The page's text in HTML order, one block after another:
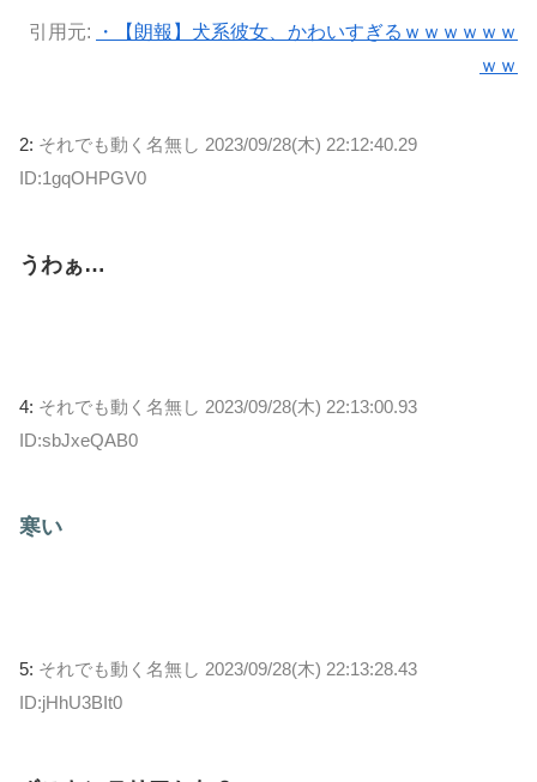
引用元:
・【朗報】犬系彼女、かわいすぎるｗｗｗｗｗｗ
ｗｗ
2: それでも動く名無し 2023/09/28(木) 22:12:40.29
ID:1gqOHPGV0
うわぁ…
4: それでも動く名無し 2023/09/28(木) 22:13:00.93
ID:sbJxeQAB0
寒い
5: それでも動く名無し 2023/09/28(木) 22:13:28.43
ID:jHhU3BIt0